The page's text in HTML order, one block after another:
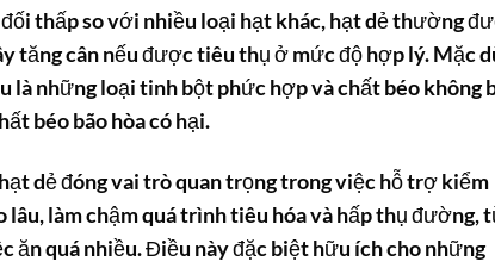
thấp so với nhiều loại hạt khác, hạt dẻ thường
tăng cân nếu được tiêu thụ ở mức độ hợp lý. Mặc
là những loại tinh bột phức hợp và chất béo không
béo bão hòa có hại.
dẻ đóng vai trò quan trọng trong việc hỗ trợ kiểm
lâu, làm chậm quá trình tiêu hóa và hấp thụ đường,
ăn quá nhiều. Điều này đặc biệt hữu ích cho những